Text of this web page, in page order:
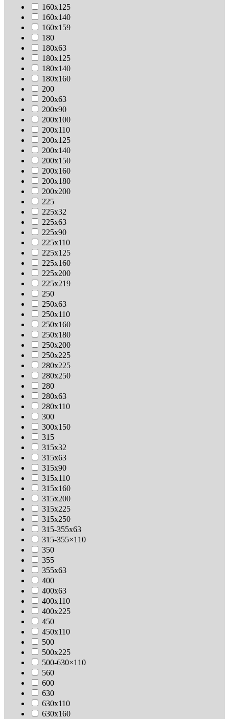
160х125
160х140
160х159
180
180х63
180х125
180х140
180х160
200
200х63
200х90
200х100
200х110
200х125
200х140
200х150
200х160
200х180
200х200
225
225х32
225х63
225х90
225х110
225х125
225х160
225х200
225х219
250
250х63
250х110
250х160
250х180
250х200
250х225
280х225
280х250
280
280х63
280х110
300
300х150
315
315х32
315х63
315х90
315х110
315х160
315х200
315х225
315х250
315-355х63
315-355×110
350
355
355х63
400
400х63
400х110
400х225
450
450х110
500
500х225
500-630×110
560
600
630
630х110
630x160